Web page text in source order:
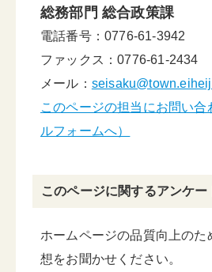
総務部門 総合政策課
電話番号：0776-61-3942
ファックス：0776-61-2434
メール：
このページの担当にお問い合
ルフォームへ）
このページに関するアンケー
ホームページの品質向上のた
想をお聞かせください。